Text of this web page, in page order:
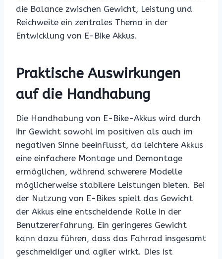
die Balance zwischen Gewicht, Leistung und
Reichweite ein zentrales Thema in der
Entwicklung von E-Bike Akkus.
Praktische Auswirkungen
auf die Handhabung
Die Handhabung von E-Bike-Akkus wird durch
ihr Gewicht sowohl im positiven als auch im
negativen Sinne beeinflusst, da leichtere Akkus
eine einfachere Montage und Demontage
ermöglichen, während schwerere Modelle
möglicherweise stabilere Leistungen bieten. Bei
der Nutzung von E-Bikes spielt das Gewicht
der Akkus eine entscheidende Rolle in der
Benutzererfahrung. Ein geringeres Gewicht
kann dazu führen, dass das Fahrrad insgesamt
geschmeidiger und agiler wirkt. Dies ist